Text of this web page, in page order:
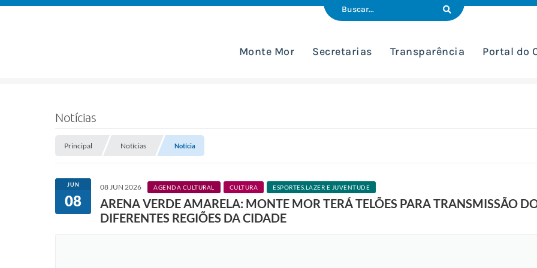
Monte Mor Secretarias Transparência Portal do
Notícias
Principal Notícias Notícia
JUN
08
08 JUN 2026 AGENDA CULTURAL CULTURA ESPORTES,LAZER E JUVENTUDE
ARENA VERDE AMARELA: MONTE MOR TERÁ TELÕES PARA TRANSMISSÃO
DIFERENTES REGIÕES DA CIDADE
a